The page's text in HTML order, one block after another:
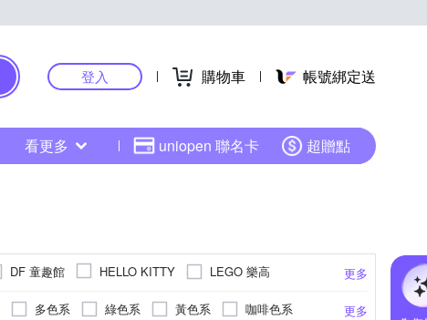
登入 購物車 帳號綁定送
看更多 uniopen 聯名卡 超贈點
更多
DF 童趣館 HELLO KITTY
LEGO 樂高
更多
多色系 綠色系 黃色系
咖啡色系